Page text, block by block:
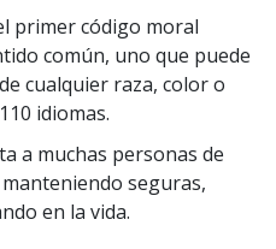
primer código moral
común, uno que puede
cualquier raza, color o
idiomas.
a muchas personas de
seguras,
en la vida.